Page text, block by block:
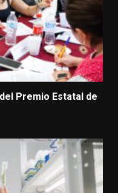
Premio Estatal de